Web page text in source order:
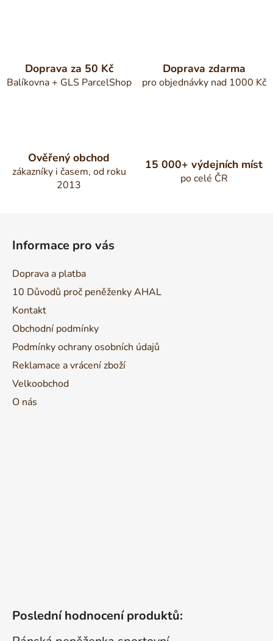
Doprava za 50 Kč
Balíkovna + GLS ParcelShop
Doprava zdarma
pro objednávky nad 1000 Kč
Ověřený obchod
zákazníky i časem, od roku
2013
15 000+ výdejních míst
po celé ČR
Informace pro vás
Doprava a platba
10 Důvodů proč peněženky AHAL
Kontakt
Obchodní podmínky
Podmínky ochrany osobních údajů
Reklamace a vrácení zboží
Velkoobchod
O nás
Poslední hodnocení produktů: